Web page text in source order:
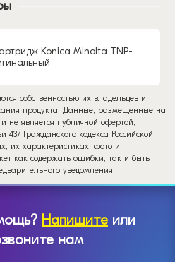
Konica Minolta TNP-
собственностью их владельцев и
продукта. Данные, размещенные на
не является публичной офертой,
Гражданского кодекса Российской
их характеристиках, фото и
как содержать ошибки, так и быть
уведомления.
Напишите или
нам